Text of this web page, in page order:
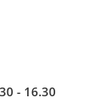
- 16.30